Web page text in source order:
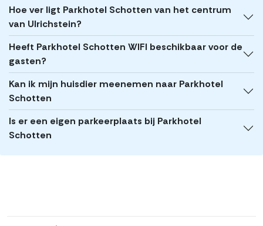
Hoe ver ligt Parkhotel Schotten van het centrum
van Ulrichstein?
Heeft Parkhotel Schotten WIFI beschikbaar voor de
gasten?
Kan ik mijn huisdier meenemen naar Parkhotel
Schotten
Is er een eigen parkeerplaats bij Parkhotel
Schotten